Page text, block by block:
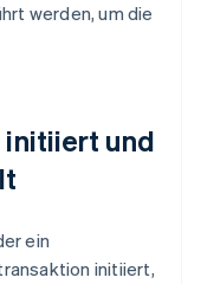
werden, um die
initiiert und
ein
initiiert,